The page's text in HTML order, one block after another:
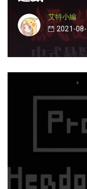
艾特小編
2021-08-